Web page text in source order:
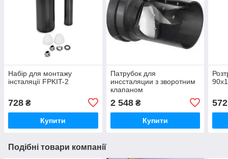
Набір для монтажу
інсталяції FPKIT-2
728 ₴
Купити
Патрубок для
инссталяции з зворотним
клапаном
2 548₴
Купити
572
Подібні товари компанії